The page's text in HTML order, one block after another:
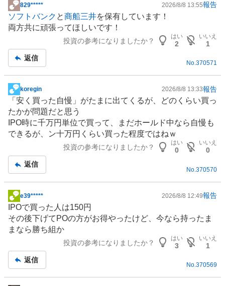
%
、
売
た
4
%
、
強
く
り
0
%
掲
示
板
829***** 2026/8/8 13:55報告
ソフトバンク と商船三井を保有しています！
両方共に頑張ってほしいです！
投資の参考になりましたか？
はい
2
いいえ
1
返信
No.370571
掲
板
記
事
koregin 2026/8/8 13:33報告
「安く買った自慢」がたまに出てくるが、どのくらい買っ
たかが問題だと思う
IPO時に千万円単位で買って、まだホールド中なら自慢も
できるが、ン十万円くらい買った程度ではねｗ
投資の参考になりましたか？
はい
0
いいえ
0
返信
No. 370570
掲
示
板
記
e39***** 2026/8/8 12:49報告
IPOで買った人は150円
その後下げてPOの方がお得やったけど、今なら持ったま
まなら勝ち組か
投資の参考になりましたか？
はい
3
いいえ
1
返信
No.370569